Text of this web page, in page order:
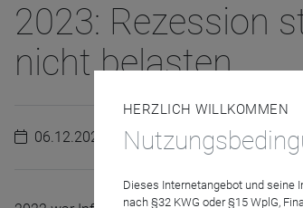
2023: Rezession
nicht belasten
06.12.2022
HERZLICH WILLKOMMEN
Dieses Internetangebot und seine
nach §32 KWG oder §15 WplG,